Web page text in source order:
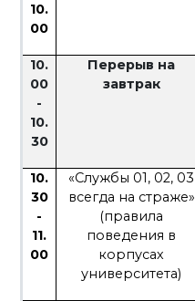
10.
00
10.
00
-
10.
30
Перерыв на
завтрак
10.
30
-
11.
00
«Службы 01, 02, 03
всегда на страже»
(правила
поведения в
корпусах
университета)